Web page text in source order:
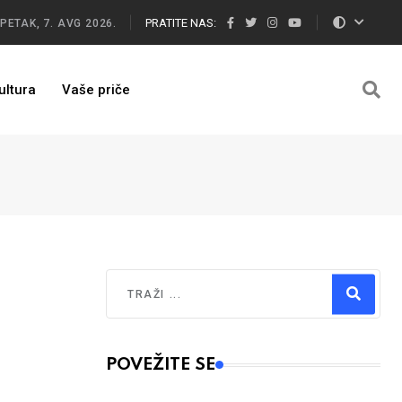
PETAK, 7. AVG 2026. PRATITE NAS:
Vaše priče
Type 2 or more characters for results.
POVEŽITE SE